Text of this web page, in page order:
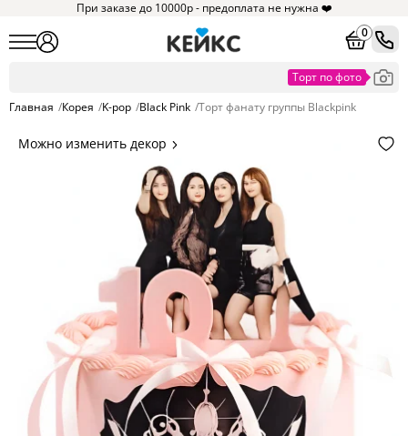
При заказе до 10000р - предоплата не нужна ❤️
0
Главная /Корея /K-pop /Black Pink /Торт фанату группы Blackpink
Можно изменить декор
элементы и фигурки.